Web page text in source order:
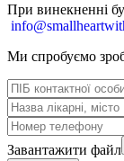
При винекненні
Ми спробуємо
Завантажити файл